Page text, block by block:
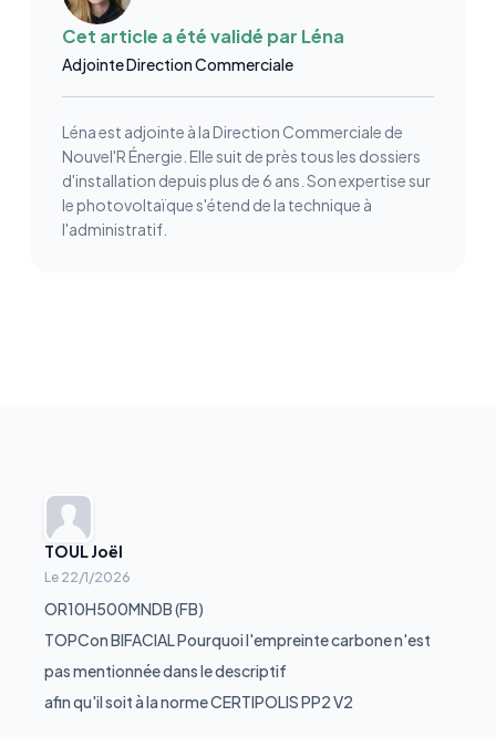
Cet article a été validé par Léna
Adjointe Direction Commerciale
Léna est adjointe à la Direction Commerciale de
Nouvel'R Énergie. Elle suit de près tous les dossiers
d'installation depuis plus de 6 ans. Son expertise sur
le photovoltaïque s'étend de la technique à
l'administratif.
TOUL Joël
Le 22/1/2026
OR10H500MNDB (FB)
TOPCon BIFACIAL Pourquoi l'empreinte carbone n'est
pas mentionnée dans le descriptif
afin qu'il soit à la norme CERTIPOLIS PP2 V2